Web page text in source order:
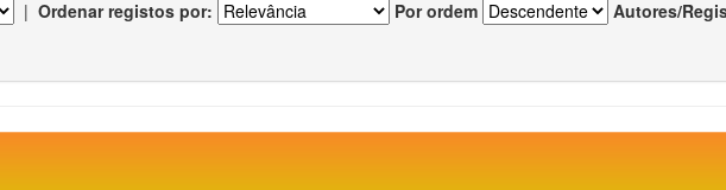
| Ordenar registos por: Por ordem Autores/